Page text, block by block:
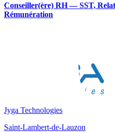
Conseiller(ère) RH — SST,
Rémunération
Jyga Technologies
Saint-Lambert-de-Lauzon